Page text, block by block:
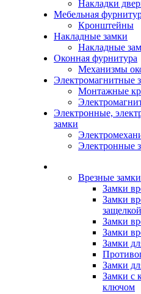
Накладки
Мебельная
Кронштейны
Накладные замки
Накладные
Оконная фурнитура
Механизмы
Электромагнитные
Монтажные
Электронные,
замки
Электронные
Врезные замки
Замки
Замки
защелкой
Замки
Замки
Замки
Замки
Замки с
ключом